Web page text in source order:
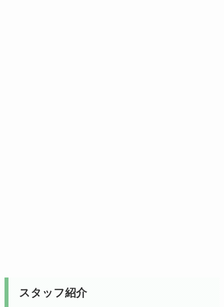
スタッフ紹介